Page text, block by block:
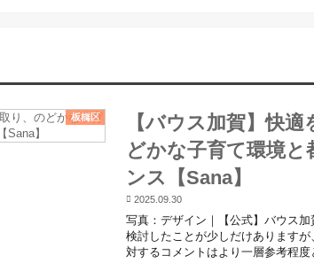
板橋区
【バウス加賀】快
どかな子育て環境
ンス【Sana】
2025.09.30
写真：デザイン｜【公式】バウス
検討したことが少しだけあります
対するコメントはより一層参考程